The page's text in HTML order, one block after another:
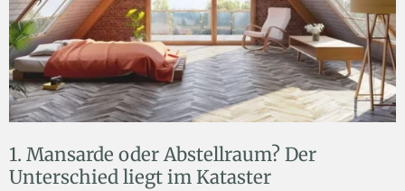
1. Mansarde oder Abstellraum? Der
Unterschied liegt im Kataster